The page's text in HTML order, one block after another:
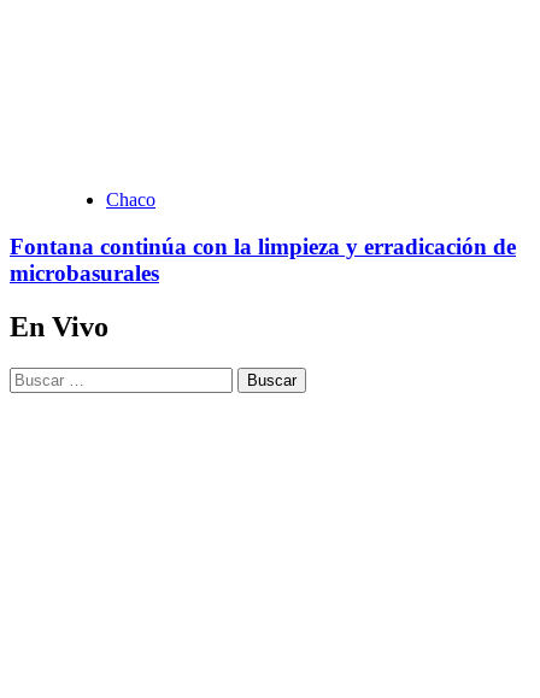
Chaco
Fontana continúa con la limpieza y erradicación de
microbasurales
En Vivo
Buscar: